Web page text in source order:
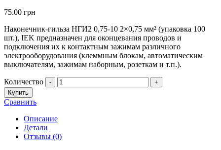
75.00 грн
Наконечник-гильза НГИ2 0,75-10 2×0,75 мм² (упаковка 100
шт.), IEK предназначен для оконцевания проводов и
подключения их к контактным зажимам различного
электрооборудования (клеммным блокам, автоматическим
выключателям, зажимам наборным, розеткам и т.п.).
Количество -
+
Купить
Сравнить
Описание
Детали
Отзывы (0)